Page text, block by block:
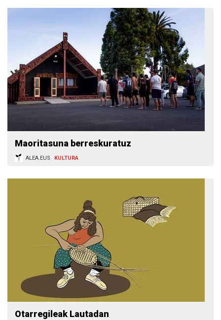
Maoritasuna berreskuratuz
ALEA.EUS KULTURA
Otarregileak Lautadan